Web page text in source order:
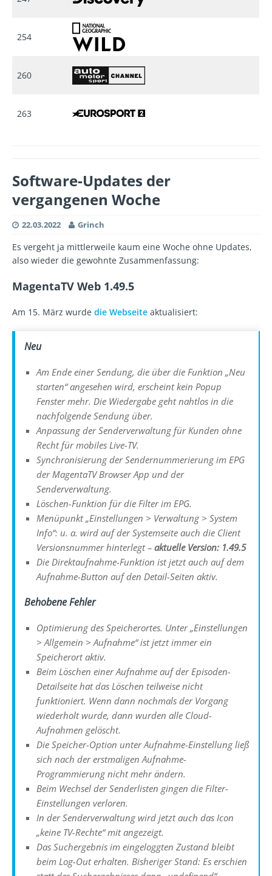
254
260
263
Software-Updates der
vergangenen Woche
22.03.2022 Grinch
Es vergeht ja mittlerweile kaum eine Woche ohne Updates,
also wieder die gewohnte Zusammenfassung:
MagentaTV Web 1.49.5
Am 15. März wurde die Webseite aktualisiert:
Neu
Am Ende einer Sendung, die über die Funktion „Neu
starten“ angesehen wird, erscheint kein Popup
Fenster mehr. Die Wiedergabe geht nahtlos in die
nachfolgende Sendung über.
Anpassung der Senderverwaltung für Kunden ohne
Recht für mobiles Live-TV.
Synchronisierung der Sendernummerierung im EPG
der MagentaTV Browser App und der
Senderverwaltung.
Löschen-Funktion für die Filter im EPG.
Menüpunkt „Einstellungen > Verwaltung > System
Info“: u. a. wird auf der Systemseite auch die Client
Versionsnummer hinterlegt – aktuelle Version: 1.49.5
Die Direktaufnahme-Funktion ist jetzt auch auf dem
Aufnahme-Button auf den Detail-Seiten aktiv.
Behobene Fehler
Optimierung des Speicherortes. Unter „Einstellungen
> Allgemein > Aufnahme“ ist jetzt immer ein
Speicherort aktiv.
Beim Löschen einer Aufnahme auf der Episoden-
Detailseite hat das Löschen teilweise nicht
funktioniert. Wenn dann nochmals der Vorgang
wiederholt wurde, dann wurden alle Cloud-
Aufnahmen gelöscht.
Die Speicher-Option unter Aufnahme-Einstellung ließ
sich nach der erstmaligen Aufnahme-
Programmierung nicht mehr ändern.
Beim Wechsel der Senderlisten gingen die Filter-
Einstellungen verloren.
In der Senderverwaltung wird jetzt auch das Icon
„keine TV-Rechte“ mit angezeigt.
Das Suchergebnis im eingeloggten Zustand bleibt
beim Log-Out erhalten. Bisheriger Stand: Es erschien